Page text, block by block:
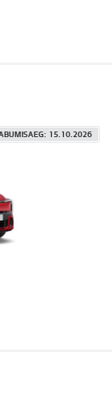
15.10.2026